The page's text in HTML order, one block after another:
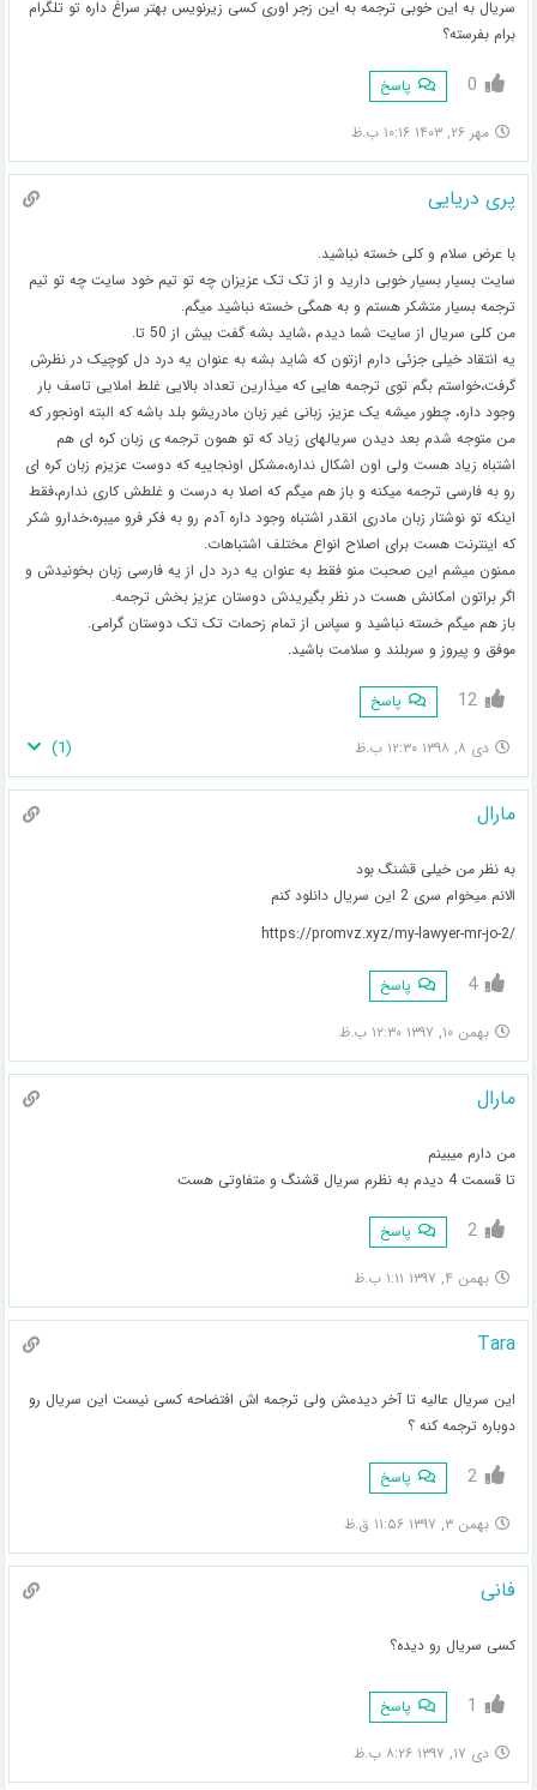
سریال به این خوبی ترجمه به این زجر اوری کسی زیرنویس بهتر سراغ داره تو تلگرام
برام بفرسته‌؟
0 پاسخ
مهر ۲۶, ۱۴۰۳ ۱۰:۱۶ ب.ظ
پری دریایی
با عرض سلام و کلی خسته نباشید.
سایت بسیار بسیار خوبی دارید و از تک تک عزیزان چه تو تیم خود سایت چه تو تیم
ترجمه بسیار متشکر هستم و به همگی خسته نباشید میگم.
من کلی سریال از سایت شما دیدم ،شاید بشه گفت بیش از 50 تا.
یه انتقاد خیلی جزئی دارم ازتون که شاید بشه به عنوان یه درد دل کوچیک در نظرش
گرفت،خواستم بگم توی ترجمه هایی که میذارین تعداد بالایی غلط املایی تاسف بار
وجود داره، چطور میشه یک عزیز، زبانی غیر زبان مادریشو بلد باشه که البته اونجور که
من متوجه شدم بعد دیدن سریالهای زیاد که تو همون ترجمه ی زبان کره ای هم
اشتباه زیاد هست ولی اون اشکال نداره،مشکل اونجاییه که دوست عزیزم زبان کره ای
رو به فارسی ترجمه میکنه و باز هم میگم که اصلا به درست و غلطش کاری ندارم،فقط
اینکه تو نوشتار زبان مادری انقدر اشتباه وجود داره آدم رو به فکر فرو میبره،خدارو شکر
که اینترنت هست برای اصلاح انواع مختلف اشتباهات.
ممنون میشم این صحبت منو فقط به عنوان یه درد دل از یه فارسی زبان بخونیدش و
اگر براتون امکانش هست در نظر بگیریدش دوستان عزیز بخش ترجمه.
باز هم میگم خسته نباشید و سپاس از تمام زحمات تک تک دوستان گرامی.
موفق و پیروز و سربلند و سلامت باشید.
12 پاسخ
دی ۸, ۱۳۹۸ ۱۲:۳۰ ب.ظ (
1
)
مارال
به نظر من خیلی قشنگ بود
الانم میخوام سری 2 این سریال دانلود کنم
/https://promvz.xyz/my-lawyer-mr-jo-2
4 پاسخ
بهمن ۱۰, ۱۳۹۷ ۱۲:۳۰ ب.ظ
مارال
من دارم میبینم
تا قسمت 4 دیدم به نظرم سریال قشنگ و متفاوتی هست
2 پاسخ
بهمن ۴, ۱۳۹۷ ۱:۱۱ ب.ظ
Tara
این سریال عالیه تا آخر دیدمش ولی ترجمه اش افتضاحه کسی نیست این سریال رو
دوباره ترجمه کنه ؟
2 پاسخ
بهمن ۳, ۱۳۹۷ ۱۱:۵۶ ق.ظ
فانی
کسی سریال رو دیده؟
1 پاسخ
دی ۱۷, ۱۳۹۷ ۸:۲۶ ب.ظ